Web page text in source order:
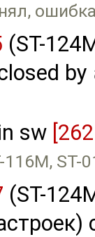
(ST-
by
sw
(ST-